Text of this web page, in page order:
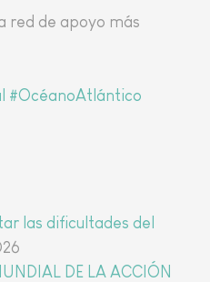
red de apoyo más
#OcéanoAtlántico
las dificultades del
DE LA ACCIÓN